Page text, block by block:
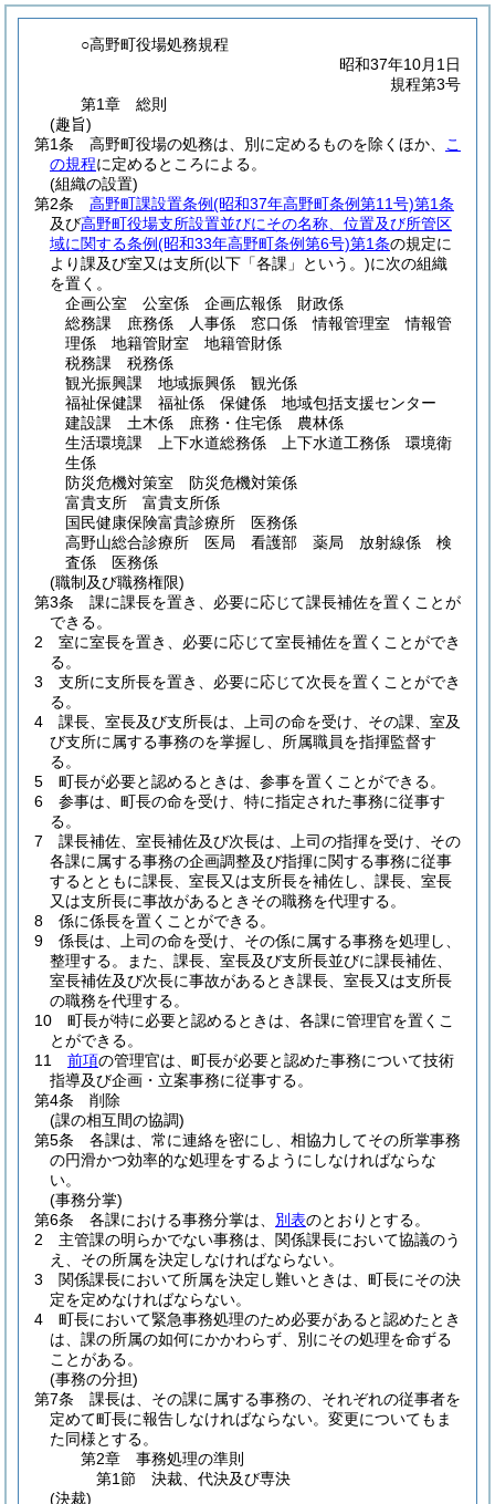
○高野町役場処務規程
昭和37年10月1日
規程第3号
第1章
総則
(趣旨)
第1条
高野町役場の処務は、別に定めるものを除くほか、
こ
の規程に定めるところによる。
(組織の設置)
第2条
高野町課設置条例(昭和37年高野町条例第11号)第1条
及び高野町役場支所設置並びにその名称、位置及び所管区
域に関する条例(昭和33年高野町条例第6号)第1条の規定に
より課及び室又は支所(以下「各課」という。)に次の組織
を置く。
企画公室 公室係 企画広報係 財政係
総務課 庶務係 人事係 窓口係 情報管理室 情報管
理係 地籍管財室 地籍管財係
税務課 税務係
観光振興課 地域振興係 観光係
福祉保健課 福祉係 保健係 地域包括支援センター
建設課 土木係 庶務・住宅係 農林係
生活環境課 上下水道総務係 上下水道工務係 環境衛
生係
防災危機対策室 防災危機対策係
富貴支所 富貴支所係
国民健康保険富貴診療所 医務係
高野山総合診療所 医局 看護部 薬局 放射線係 検
査係 医務係
(職制及び職務権限)
第3条
課に課長を置き、必要に応じて課長補佐を置くことが
できる。
2
室に室長を置き、必要に応じて室長補佐を置くことができ
る。
3
支所に支所長を置き、必要に応じて次長を置くことができ
る。
4
課長、室長及び支所長は、上司の命を受け、その課、室及
び支所に属する事務のを掌握し、所属職員を指揮監督す
る。
5
町長が必要と認めるときは、参事を置くことができる。
6
参事は、町長の命を受け、特に指定された事務に従事す
る。
7
課長補佐、室長補佐及び次長は、上司の指揮を受け、その
各課に属する事務の企画調整及び指揮に関する事務に従事
するとともに課長、室長又は支所長を補佐し、課長、室長
又は支所長に事故があるときその職務を代理する。
8
係に係長を置くことができる。
9
係長は、上司の命を受け、その係に属する事務を処理し、
整理する。
また、課長、室長及び支所長並びに課長補佐、
室長補佐及び次長に事故があるとき課長、室長又は支所長
の職務を代理する。
10
町長が特に必要と認めるときは、各課に管理官を置くこ
とができる。
11
前項の管理官は、町長が必要と認めた事務について技術
指導及び企画・立案事務に従事する。
第4条
削除
(課の相互間の協調)
第5条
各課は、常に連絡を密にし、相協力してその所掌事務
の円滑かつ効率的な処理をするようにしなければならな
い。
(事務分掌)
第6条
各課における事務分掌は、 別表のとおりとする。
2
主管課の明らかでない事務は、関係課長において協議のう
え、その所属を決定しなければならない。
3
関係課長において所属を決定し難いときは、町長にその決
定を定めなければならない。
4
町長において緊急事務処理のため必要があると認めたとき
は、課の所属の如何にかかわらず、別にその処理を命ずる
ことがある。
(事務の分担)
第7条
課長は、その課に属する事務の、それぞれの従事者を
定めて町長に報告しなければならない。 変更についてもま
た同様とする。
第2章
事務処理の準則
第1節
決裁、代決及び専決
(決裁)